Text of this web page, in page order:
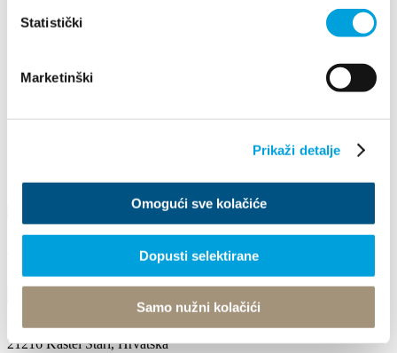
Statistički
Marketinški
Prikaži detalje
Omogući sve kolačiće
Dopusti selektirane
Samo nužni kolačići
2017
Mai
Februar
Mai
September
18. KAŠTEL FLOWERS FESTIVAL
11. Mai 2018 - 13. Mai 2018
Villa Nika, Kamberovo šetalište 30
21216 Kaštel Stari, Hrvatska